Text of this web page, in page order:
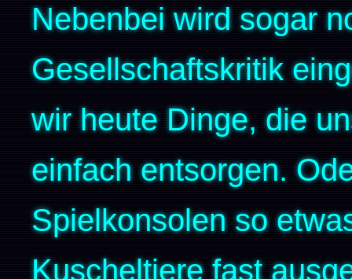
Nebenbei wird sogar
Gesellschaftskritik
wir heute Dinge, die
einfach entsorgen.
Spielkonsolen so
Kuscheltiere fast